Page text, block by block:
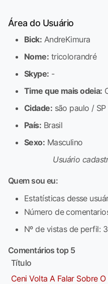
Área do Usuário
Bick: AndreKimura
Nome: tricolorandré
Skype: -
Time que mais odeia:
Cidade: são paulo / SP
País: Brasil
Sexo: Masculino
Usuário
Quem sou eu:
Estatísticas desse
Número de
Nº de vistas de perfil:
Comentários top 5
Título
Ceni Volta A Falar Sobre